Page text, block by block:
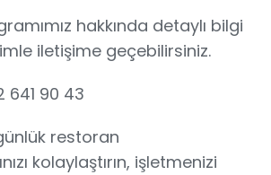
hakkında detaylı bilgi
iletişime geçebilirsiniz.
641 90 43
restoran
kolaylaştırın, işletmenizi